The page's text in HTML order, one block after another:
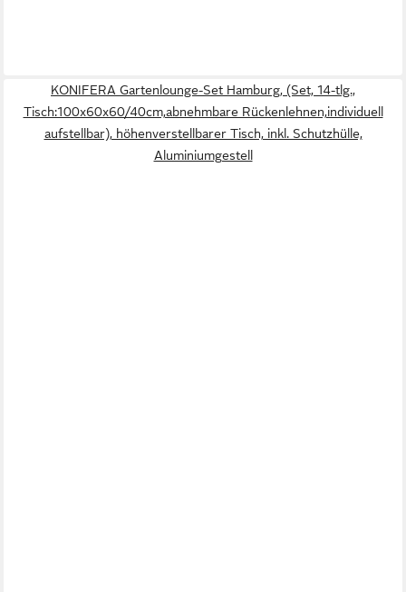
KONIFERA Gartenlounge-Set Hamburg, (Set, 14-tlg.,
Tisch:100x60x60/40cm,abnehmbare Rückenlehnen,individuell
aufstellbar), höhenverstellbarer Tisch, inkl. Schutzhülle,
Aluminiumgestell